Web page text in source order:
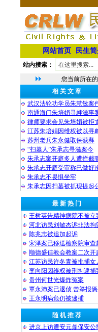
网站首页 民生
站内搜索：
您当前所在的
相 关 文 章
武汉法轮功学员朱慧敏案
南通海门朱培娟寻衅滋事
律师要求会见朱培娟被拒
江苏朱培娟因维权被以寻
苏州老兵朱永健取保获释
“扫墓人”朱承志寻滋案今
朱承志案开庭多人遭拦截
朱承志开庭受审称已做好
朱承志不畏惧坐牢
朱承志因扫墓被抓现提起
最 新 热 门
王树英告精神病院不被立
河北访民刘敏杰诉非法拘
陈兆志被追加起诉
宋泽案已移送检察院审查
顺德盛佳教会教案二次开
江苏访民许冬青被批捕女
李向阳因维权被刑拘逮捕
贵州何世光爆炸冤案
覃永沛案已退侦 曾举报
王永明病危仍被逮捕
随 机 推 荐
进京上访遭安元鼎保安公